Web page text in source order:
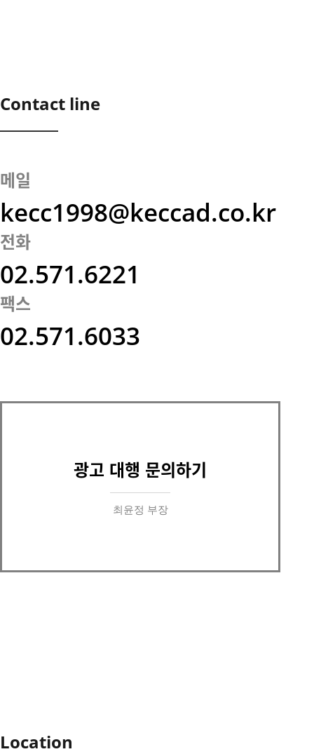
Contact line
메일
kecc1998@keccad.co.kr
전화
02.571.6221
팩스
02.571.6033
광고 대행 문의하기
최윤정 부장
Location